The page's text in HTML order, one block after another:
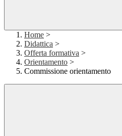
Home >
Didattica >
Offerta formativa >
Orientamento >
Commissione orientamento